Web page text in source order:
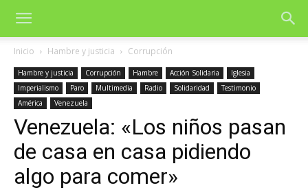
Inicio Hambre y justicia Corrupción
Hambre y justicia Corrupción Hambre Acción Solidaria
Iglesia
Imperialismo
Paro Multimedia Radio Solidaridad
Testimonio
América
Venezuela
Venezuela: «Los niños pasan
de casa en casa pidiendo
algo para comer»